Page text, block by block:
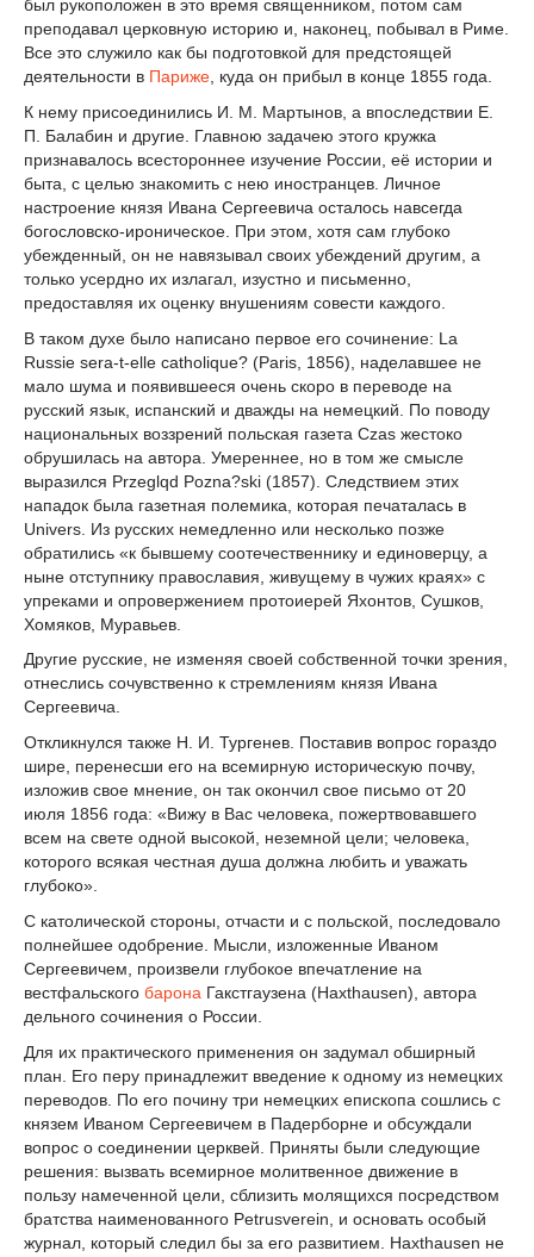
был рукоположен в это время священником, потом сам
преподавал церковную историю и, наконец, побывал в Риме.
Все это служило как бы подготовкой для предстоящей
деятельности в Париже , куда он прибыл в конце 1855 года.
К нему присоединились И. М. Мартынов, а впоследствии Е.
П. Балабин и другие. Главною задачею этого кружка
признавалось всестороннее изучение России, её истории и
быта, с целью знакомить с нею иностранцев. Личное
настроение князя Ивана Сергеевича осталось навсегда
богословско-ироническое. При этом, хотя сам глубоко
убежденный, он не навязывал своих убеждений другим, а
только усердно их излагал, изустно и письменно,
предоставляя их оценку внушениям совести каждого.
В таком духе было написано первое его сочинение: La
Russie sera-t-elle catholique? (Paris, 1856), наделавшее не
мало шума и появившееся очень скоро в переводе на
русский язык, испанский и дважды на немецкий. По поводу
национальных воззрений польская газета Czas жестоко
обрушилась на автора. Умереннее, но в том же смысле
выразился Przeglqd Pozna?ski (1857). Следствием этих
нападок была газетная полемика, которая печаталась в
Univers. Из русских немедленно или несколько позже
обратились «к бывшему соотечественнику и единоверцу, а
ныне отступнику православия, живущему в чужих краях» с
упреками и опровержением протоиерей Яхонтов, Сушков,
Хомяков, Муравьев.
Другие русские, не изменяя своей собственной точки зрения,
отнеслись сочувственно к стремлениям князя Ивана
Сергеевича.
Откликнулся также Н. И. Тургенев. Поставив вопрос гораздо
шире, перенесши его на всемирную историческую почву,
изложив свое мнение, он так окончил свое письмо от 20
июля 1856 года: «Вижу в Вас человека, пожертвовавшего
всем на свете одной высокой, неземной цели; человека,
которого всякая честная душа должна любить и уважать
глубоко».
С католической стороны, отчасти и с польской, последовало
полнейшее одобрение. Мысли, изложенные Иваном
Сергеевичем, произвели глубокое впечатление на
вестфальского барона Гакстгаузена (Haxthausen), автора
дельного сочинения о России.
Для их практического применения он задумал обширный
план. Его перу принадлежит введение к одному из немецких
переводов. По его почину три немецких епископа сошлись с
князем Иваном Сергеевичем в Падерборне и обсуждали
вопрос о соединении церквей. Приняты были следующие
решения: вызвать всемирное молитвенное движение в
пользу намеченной цели, сблизить молящихся посредством
братства наименованного Petrusverein, и основать особый
журнал, который следил бы за его развитием. Haxthausen не